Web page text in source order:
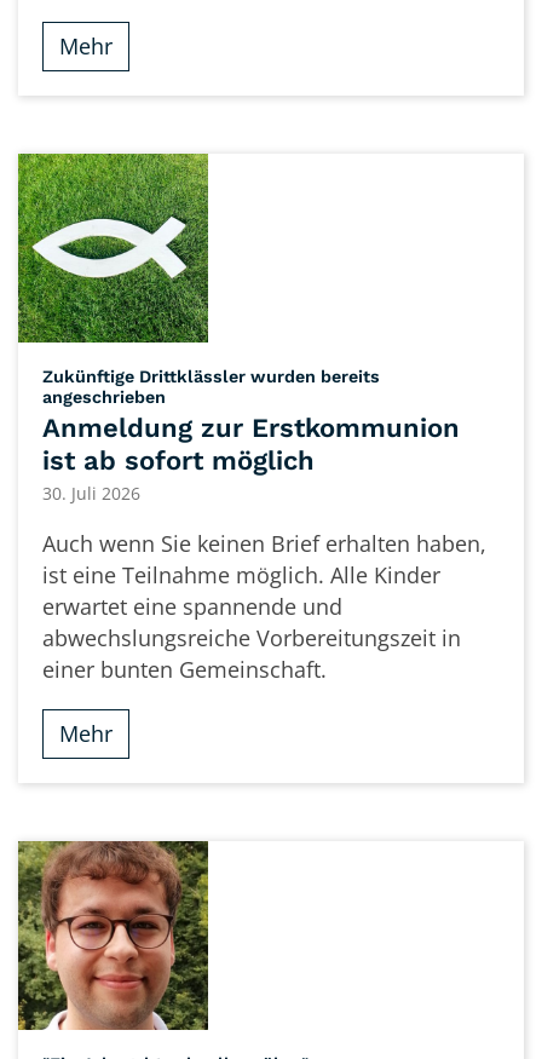
Mehr
Zukünftige Drittklässler wurden bereits
angeschrieben
Anmeldung zur Erstkommunion
ist ab sofort möglich
30. Juli 2026
Auch wenn Sie keinen Brief erhalten haben,
ist eine Teilnahme möglich. Alle Kinder
erwartet eine spannende und
abwechslungsreiche Vorbereitungszeit in
einer bunten Gemeinschaft.
Mehr